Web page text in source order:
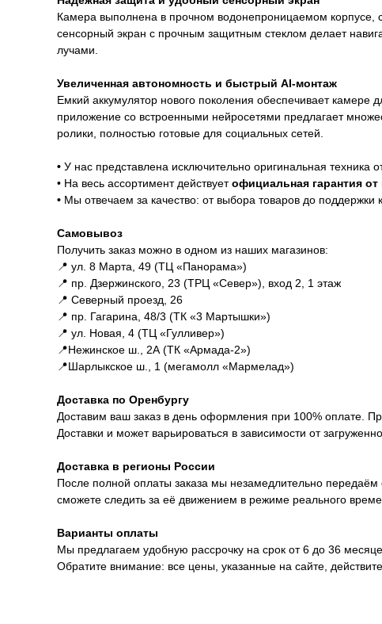
Камера выполнена в прочном водонепроницаемом корпусе,
сенсорный экран с прочным защитным стеклом делает
лучами.
Увеличенная автономность и быстрый AI-монтаж
Емкий аккумулятор нового поколения обеспечивает
приложение со встроенными нейросетями предлагает
ролики, полностью готовые для социальных сетей.
• У нас представлена исключительно оригинальная техника
• На весь ассортимент действуетофициальная гарантия от
• Мы отвечаем за качество: от выбора товаров до поддержки
Самовывоз
Получить заказ можно в одном из наших магазинов:
📍 ул. 8 Марта, 49 (ТЦ «Панорама»)
📍 пр. Дзержинского, 23 (ТРЦ «Север»), вход 2, 1 этаж
📍 Северный проезд, 26
📍 пр. Гагарина, 48/3 (ТК «3 Мартышки»)
📍 ул. Новая, 4 (ТЦ «Гулливер»)
📍Нежинское ш., 2А (ТК «Армада-2»)
📍Шарлыкское ш., 1 (мегамолл «Мармелад»)
Доставка по Оренбургу
Доставим ваш заказ в день оформления при 100% оплате.
Доставки и может варьироваться в зависимости от
Доставка в регионы России
После полной оплаты заказа мы незамедлительно
сможете следить за её движением в режиме реального
Варианты оплаты
Мы предлагаем удобную рассрочку на срок от 6 до 36
Обратите внимание: все цены, указанные на сайте,